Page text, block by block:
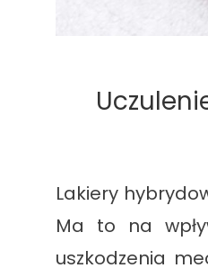
Lakiery
Ma to na
uszkodzenia